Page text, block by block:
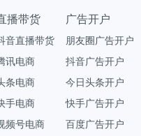
播带货
音直播带货
讯电商
条电商
手电商
频号电商
广告开户
朋友圈广告开户
抖音广告开户
今日头条开户
快手广告开户
百度广告开户